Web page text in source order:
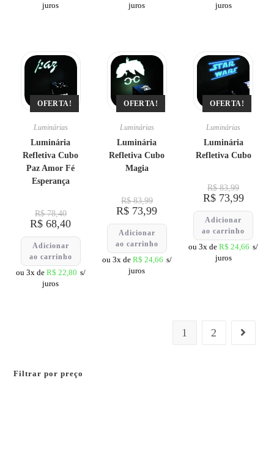
juros
juros
juros
OFERTA!
Luminárias
Luminária
Refletiva Cubo
Paz Amor Fé
Esperança
R$78,40
R$ 68,40
Adicionar
ao carrinho
ou 3x de R$ 22,80 s/
juros
OFERTA!
Luminárias
Luminária
Refletiva Cubo
Magia
R$83,99
R$ 73,99
Adicionar
ao carrinho
ou 3x de R$ 24,66 s/
juros
OFERTA!
Luminárias
Luminária
Refletiva Cubo
R$83,99
R$73,99
Adicionar
ao carrinho
ou 3x deR$ 24,66 s/
juros
1 2
Filtrar por preço